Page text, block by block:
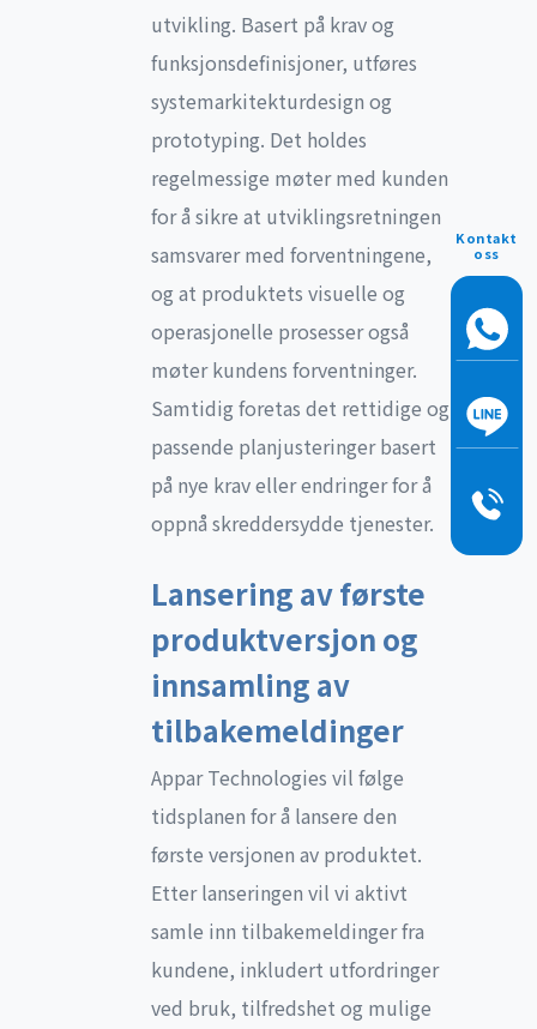
utvikling. Basert på krav og
funksjonsdefinisjoner, utføres
systemarkitekturdesign og
prototyping. Det holdes
regelmessige møter med kunden
for å sikre at utviklingsretningen
samsvarer med forventningene,
og at produktets visuelle og
operasjonelle prosesser også
møter kundens forventninger.
Samtidig foretas det rettidige og
passende planjusteringer basert
på nye krav eller endringer for å
oppnå skreddersydde tjenester.
Lansering av første
produktversjon og
innsamling av
tilbakemeldinger
Appar Technologies vil følge
tidsplanen for å lansere den
første versjonen av produktet.
Etter lanseringen vil vi aktivt
samle inn tilbakemeldinger fra
kundene, inkludert utfordringer
ved bruk, tilfredshet og mulige
Kontakt
oss